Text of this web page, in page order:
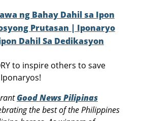
ng Bahay Dahil sa Ipon
Prutasan | Iponaryo
Dahil Sa Dedikasyon
to inspire others to save
Good News Pilipinas
the best of the Philippines